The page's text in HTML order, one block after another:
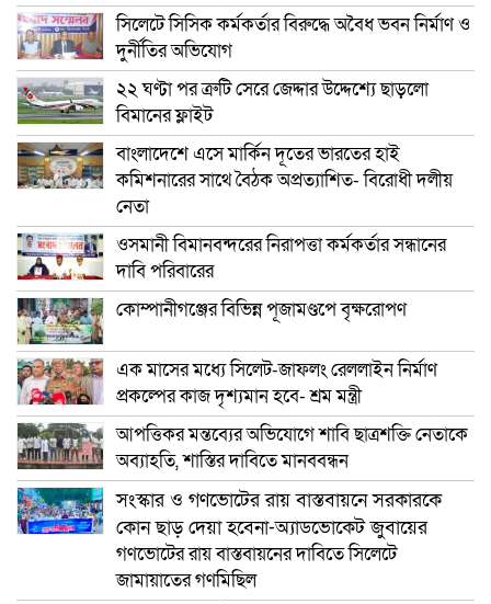
সিলেটে সিসিক কর্মকর্তার বিরুদ্ধে অবৈধ ভবন নির্মাণ ও
দুর্নীতির অভিযোগ
২২ ঘণ্টা পর ত্রুটি সেরে জেদ্দার উদ্দেশ্যে ছাড়লো
বিমানের ফ্লাইট
বাংলাদেশে এসে মার্কিন দূতের ভারতের হাই
কমিশনারের সাথে বৈঠক অপ্রত্যাশিত- বিরোধী দলীয়
নেতা
ওসমানী বিমানবন্দরের নিরাপত্তা কর্মকর্তার সন্ধানের
দাবি পরিবারের
কোম্পানীগঞ্জের বিভিন্ন পূজামণ্ডপে বৃক্ষরোপণ
এক মাসের মধ্যে সিলেট-জাফলং রেললাইন নির্মাণ
প্রকল্পের কাজ দৃশ্যমান হবে- শ্রম মন্ত্রী
আপত্তিকর মন্তব্যের অভিযোগে শাবি ছাত্রশক্তি নেতাকে
অব্যাহতি, শাস্তির দাবিতে মানববন্ধন
সংস্কার ও গণভোটের রায় বাস্তবায়নে সরকারকে
কোন ছাড় দেয়া হবেনা-অ্যাডভোকেট জুবায়ের
গণভোটের রায় বাস্তবায়নের দাবিতে সিলেটে
জামায়াতের গণমিছিল